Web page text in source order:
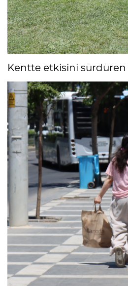
Kentte etkisini sürdüren